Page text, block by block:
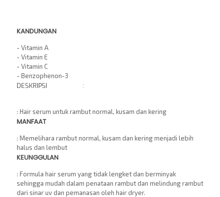
KANDUNGAN
- Vitamin A
- Vitamin E
- Vitamin C
- Benzophenon-3
DESKRIPSI :
: Hair serum untuk rambut normal, kusam dan kering
MANFAAT
: Memelihara rambut normal, kusam dan kering menjadi lebih
halus dan lembut
KEUNGGULAN
: Formula hair serum yang tidak lengket dan berminyak
sehingga mudah dalam penataan rambut dan melindung rambut
dari sinar uv dan pemanasan oleh hair dryer.